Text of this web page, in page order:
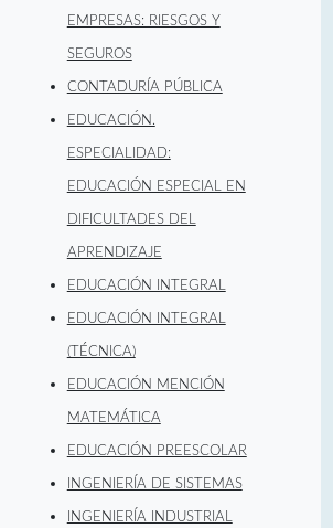
EMPRESAS: RIESGOS Y
SEGUROS
CONTADURÍA PÚBLICA
EDUCACIÓN.
ESPECIALIDAD:
EDUCACIÓN ESPECIAL EN
DIFICULTADES DEL
APRENDIZAJE
EDUCACIÓN INTEGRAL
EDUCACIÓN INTEGRAL
(TÉCNICA)
EDUCACIÓN MENCIÓN
MATEMÁTICA
EDUCACIÓN PREESCOLAR
INGENIERÍA DE SISTEMAS
INGENIERÍA INDUSTRIAL